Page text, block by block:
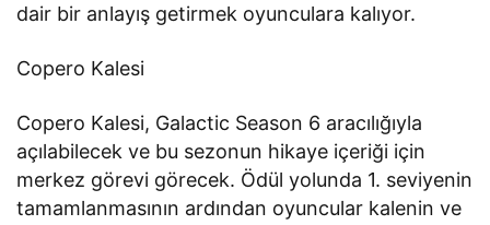
dair bir anlayış getirmek oyunculara kalıyor.
Copero Kalesi
Copero Kalesi, Galactic Season 6 aracılığıyla
açılabilecek ve bu sezonun hikaye içeriği için
merkez görevi görecek. Ödül yolunda 1. seviyenin
tamamlanmasının ardından oyuncular kalenin ve